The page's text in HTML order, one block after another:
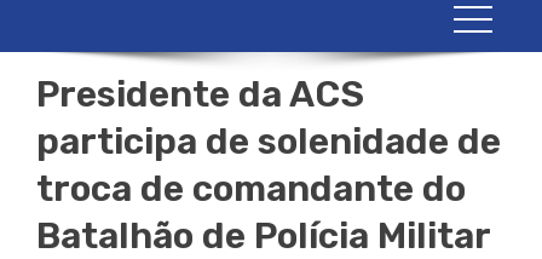
Presidente da ACS
participa de solenidade de
troca de comandante do
Batalhão de Polícia Militar